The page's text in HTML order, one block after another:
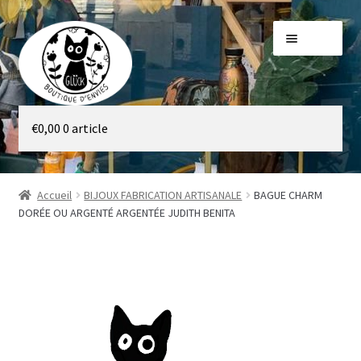
Aller
à
la
navigation
Aller
au
contenu
Galerie
Boutique
€0,00 0 article
Accueil BIJOUX FABRICATION ARTISANALE
BAGUE CHARM
DORÉE OU ARGENTÉ ARGENTÉE JUDITH BENITA